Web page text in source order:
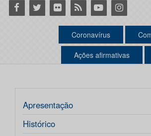
Facebook
Twitter Flickr RSS YoutubeInstagram
Coronavírus
Ações afirmativas
Apresentação
Histórico